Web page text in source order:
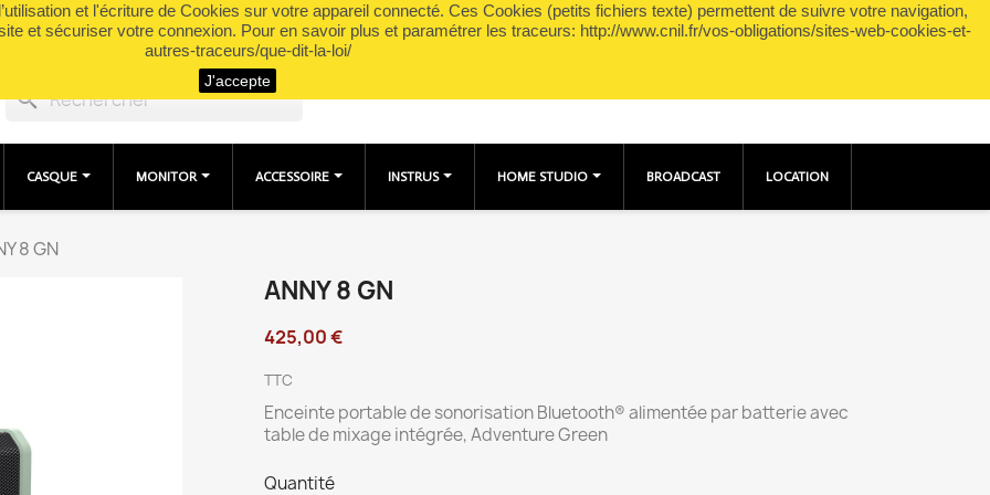
et l'écriture de Cookies sur votre appareil connecté. Ces Cookies (petits fichiers texte) permettent de suivre votre navigation,
et sécuriser votre connexion. Pour en savoir plus et paramétrer les traceurs: http://www.cnil.fr/vos-obligations/sites-web-cookies-et-
autres-traceurs/que-dit-la-loi/
J'accepte
Connexion shopping_cartPanier(0)
search
CASQUE MONITOR ACCESSOIRE INSTRUS HOME STUDIO BROADCAST LOCATION
8 GN
ANNY 8 GN
425,00 €
TTC
Enceinte portable de sonorisation Bluetooth® alimentée par batterie avec
table de mixage intégrée, Adventure Green
Quantité